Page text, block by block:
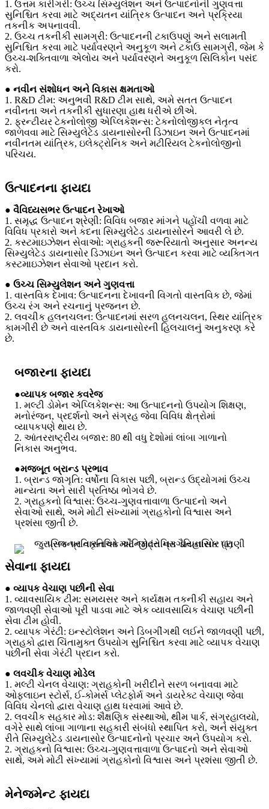
1. ઉત્તમ કારીગરી: ઉચ્ચ સિમ્યુલેશન અને ઉત્પાદનોની ગુણવત્તા
સુનિશ્ચિત કરવા માટે અદ્યતન યાંત્રિક ઉત્પાદન અને પ્રક્રિયા
તકનીક અપનાવવી.
2. ઉચ્ચ તકનીકી સામગ્રી: ઉત્પાદનની ટકાઉપણું અને સલામતી
સુનિશ્ચિત કરવા માટે પર્યાવરણને અનુકૂળ અને ટકાઉ સામગ્રી, જેમ કે
ઉચ્ચ-શક્તિવાળા એલોય અને પર્યાવરણને અનુકૂળ સિલિકોન પસંદ
કરો.
● નવીન સંશોધન અને વિકાસ ક્ષમતાઓ
1. R&D ટીમ: અનુભવી R&D ટીમ સાથે, અમે સતત ઉત્પાદન
નવીનતા અને તકનીકી સુધારણા હાથ ધરીએ છીએ.
2. ફ્રન્ટીયર ટેકનોલોજી એપ્લિકેશન્સ: ટેકનોલોજીકલ નેતૃત્વ
જાળવવા માટે સિમ્યુલેટેડ ડાયનાસોરની ડિઝાઇન અને ઉત્પાદનમાં
નવીનતમ યાંત્રિક, ઇલેક્ટ્રોનિક અને મટીરિયલ ટેકનોલોજીનો
પરિચય.
ઉત્પાદનના ફાયદા
● વૈવિધ્યસભર ઉત્પાદન રેખાઓ
1. સમૃદ્ધ ઉત્પાદન શ્રેણી: વિવિધ બજાર માંગને પહોંચી વળવા માટે
વિવિધ પ્રકારો અને કદના સિમ્યુલેટેડ ડાયનાસોરને આવરી લે છે.
2. કસ્ટમાઇઝેશન સેવાઓ: ગ્રાહકની જરૂરિયાતો અનુસાર અનન્ય
સિમ્યુલેટેડ ડાયનાસોર ડિઝાઇન અને ઉત્પાદન કરવા માટે વ્યક્તિગત
કસ્ટમાઇઝેશન સેવાઓ પ્રદાન કરો.
● ઉચ્ચ સિમ્યુલેશન અને ગુણવત્તા
1. વાસ્તવિક દેખાવ: ઉત્પાદનના દેખાવની વિગતો વાસ્તવિક છે, જેમાં
ઉચ્ચ રંગ અને રચનાનું પ્રજનન છે.
2. લવચીક હલનચલન: ઉત્પાદનમાં સરળ હલનચલન, સ્થિર યાંત્રિક
કામગીરી છે અને વાસ્તવિક ડાયનાસોરની હિલચાલનું અનુકરણ કરે
છે.
બજારના ફાયદા
●વ્યાપક બજાર કવરેજ
1. મલ્ટી ડોમેન એપ્લિકેશન્સ: આ ઉત્પાદનનો ઉપયોગ શિક્ષણ,
મનોરંજન, પ્રદર્શનો અને સંગ્રહ જેવા વિવિધ ક્ષેત્રોમાં
વ્યાપકપણે થાય છે.
2. આંતરરાષ્ટ્રીય બજાર: 80 થી વધુ દેશોમાં લાંબા ગાળાનો
નિકાસ અનુભવ.
●મજબૂત બ્રાન્ડ પ્રભાવ
1. બ્રાન્ડ જાગૃતિ: વર્ષોના વિકાસ પછી, બ્રાન્ડ ઉદ્યોગમાં ઉચ્ચ
માન્યતા અને સારી પ્રતિષ્ઠા ભોગવે છે.
2. ગ્રાહકનો વિશ્વાસ: ઉચ્ચ-ગુણવત્તાવાળા ઉત્પાદનો અને
સેવાઓ સાથે, અમે મોટી સંખ્યામાં ગ્રાહકોનો વિશ્વાસ અને
પ્રશંસા જીતી છે.
સેવાના ફાયદા
● વ્યાપક વેચાણ પછીની સેવા
1. વ્યાવસાયિક ટીમ: સમયસર અને કાર્યક્ષમ તકનીકી સહાય અને
જાળવણી સેવાઓ પૂરી પાડવા માટે એક વ્યાવસાયિક વેચાણ પછીની
સેવા ટીમ હોવી.
2. વ્યાપક ગેરંટી: ઇન્સ્ટોલેશન અને ડિબગીંગથી લઈને જાળવણી પછી,
ગ્રાહકો દ્વારા ચિંતામુક્ત ઉપયોગ સુનિશ્ચિત કરવા માટે વ્યાપક વેચાણ
પછીની સેવા ગેરંટી પ્રદાન કરો.
● લવચીક વેચાણ મોડેલ
1. મલ્ટી ચેનલ વેચાણ: ગ્રાહકોની ખરીદીને સરળ બનાવવા માટે
ઓફલાઇન સ્ટોર્સ, ઈ-કોમર્સ પ્લેટફોર્મ અને ડાયરેક્ટ વેચાણ જેવા
વિવિધ ચેનલો દ્વારા વેચાણ હાથ ધરવામાં આવે છે.
2. લવચીક સહકાર મોડ: શૈક્ષણિક સંસ્થાઓ, થીમ પાર્ક, સંગ્રહાલયો,
વગેરે સાથે લાંબા ગાળાના સહકારી સંબંધો સ્થાપિત કરો, અને સંયુક્ત
રીતે સિમ્યુલેટેડ ડાયનાસોર ઉત્પાદનોનો પ્રચાર અને ઉપયોગ કરો.
2. ગ્રાહકનો વિશ્વાસ: ઉચ્ચ-ગુણવત્તાવાળા ઉત્પાદનો અને સેવાઓ
સાથે, અમે મોટી સંખ્યામાં ગ્રાહકોનો વિશ્વાસ અને પ્રશંસા જીતી છે.
મેનેજમેન્ટ ફાયદા